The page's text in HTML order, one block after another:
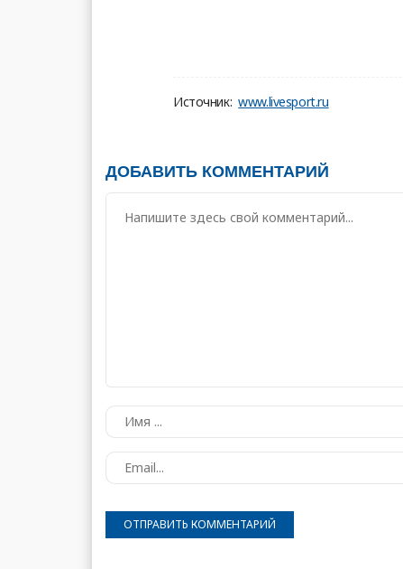
Источник: www.livesport.ru
ДОБАВИТЬ КОММЕНТАРИЙ